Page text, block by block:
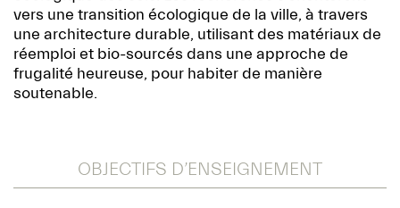
vers une transition écologique de la ville, à travers
une architecture durable, utilisant des matériaux de
réemploi et bio-sourcés dans une approche de
frugalité heureuse, pour habiter de manière
soutenable.
OBJECTIFS D’ENSEIGNEMENT